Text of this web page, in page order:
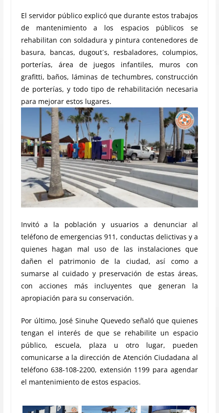
El servidor público explicó que durante estos trabajos
de mantenimiento a los espacios públicos se
rehabilitan con soldadura y pintura contenedores de
basura, bancas, dugout´s, resbaladores, columpios,
porterías, área de juegos infantiles, muros con
grafitti, baños, láminas de techumbres, construcción
de porterías, y todo tipo de rehabilitación necesaria
para mejorar estos lugares.
Invitó a la población y usuarios a denunciar al
teléfono de emergencias 911, conductas delictivas y a
quienes hagan mal uso de las instalaciones que
dañen el patrimonio de la ciudad, así como a
sumarse al cuidado y preservación de estas áreas,
con acciones más incluyentes que generan la
apropiación para su conservación.
Por último, José Sinuhe Quevedo señaló que quienes
tengan el interés de que se rehabilite un espacio
público, escuela, plaza u otro lugar, pueden
comunicarse a la dirección de Atención Ciudadana al
teléfono 638-108-2200, extensión 1199 para agendar
el mantenimiento de estos espacios.